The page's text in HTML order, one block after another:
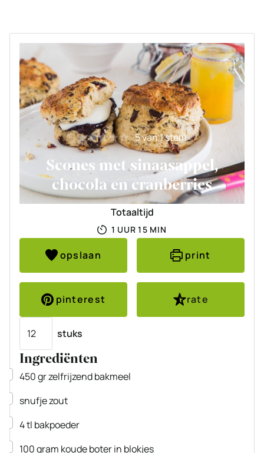
5van 1 stem
Scones met sinaasappel,
chocola en cranberries
Totaaltijd
1 UUR
UUR 15MINUTEN
MIN
opslaan print
pinterest
rate
stuks
Ingrediënten
▢
450grzelfrijzend bakmeel
▢
snufje zout
▢
4tl bakpoeder
▢
100gram koude boterin blokjes